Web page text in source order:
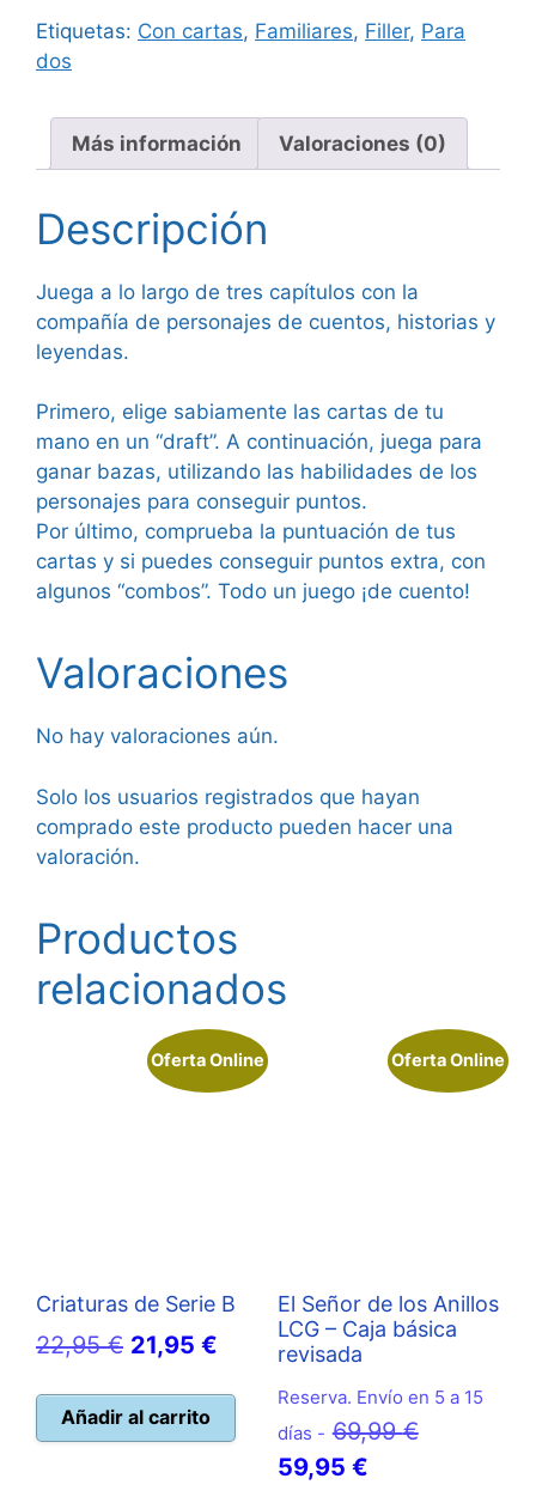
Etiquetas: Con cartas, Familiares, Filler, Para
dos
Más información Valoraciones (0)
Descripción
Juega a lo largo de tres capítulos con la
compañía de personajes de cuentos, historias y
leyendas.
Primero, elige sabiamente las cartas de tu
mano en un “draft”. A continuación, juega para
ganar bazas, utilizando las habilidades de los
personajes para conseguir puntos.
Por último, comprueba la puntuación de tus
cartas y si puedes conseguir puntos extra, con
algunos “combos”. Todo un juego ¡de cuento!
Valoraciones
No hay valoraciones aún.
Solo los usuarios registrados que hayan
comprado este producto pueden hacer una
valoración.
Productos
relacionados
Oferta Online
Criaturas de Serie B
22,95€ El
original
era:
21,95 €
es:
Añadir al carrito
Oferta Online
El Señor de los Anillos
LCG – Caja básica
revisada
Reserva. Envío en 5 a 15
días - 69,99€El
59,95 €El